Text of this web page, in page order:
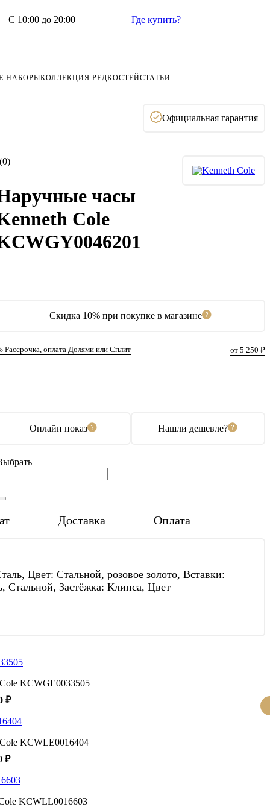
С 10:00 до 20:00 Где купить?
НАБОРЫКОЛЛЕКЦИЯ РЕДКОСТЕЙСТАТЬИ
Официальная гарантия
Скидка 10% при покупке в магазине
Рассрочка, оплата Долями или Сплит от 5 250 ₽
часы
Cole
Онлайн показ Нашли дешевле?
Доставка Оплата
Цвет: Стальной, розовое золото, Вставки:
Стальной, Застёжка: Клипса, Цвет
KCWGE0033505
₽
KCWLE0016404
₽
KCWLL0016603